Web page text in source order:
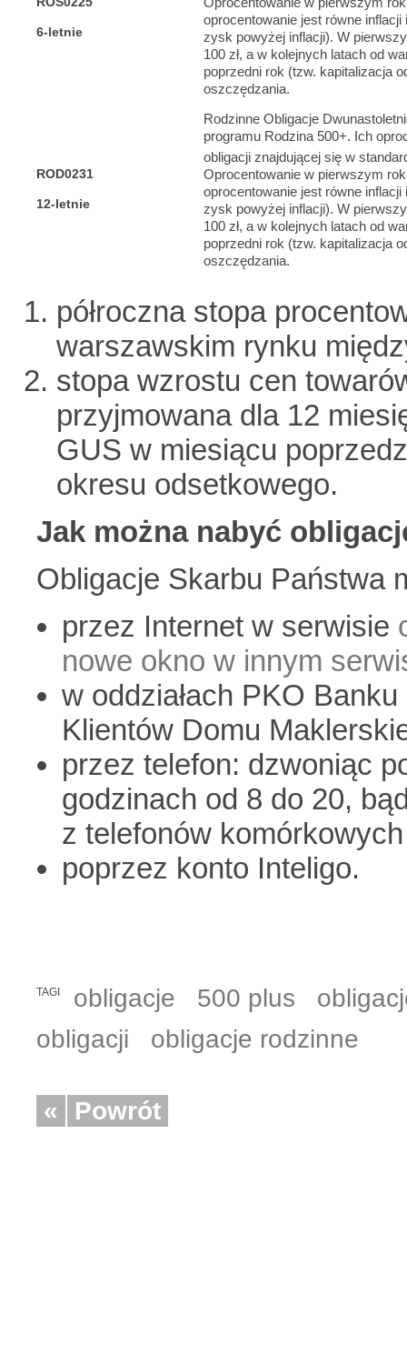
6-letnie
oprocentowanie jest równe
zysk powyżej inflacji). W
100 zł, a w kolejnych latach od
poprzedni rok (tzw. kapitalizacja
oszczędzania.
ROD0231
12-letnie
Rodzinne Obligacje
programu Rodzina 500+. Ich
obligacji znajdującej się w
Oprocentowanie w pierwszym
oprocentowanie jest równe
zysk powyżej inflacji). W
100 zł, a w kolejnych latach od
poprzedni rok (tzw. kapitalizacja
oszczędzania.
półroczna stopa
warszawskim rynku
stopa wzrostu cen
przyjmowana dla 12
GUS w miesiącu
okresu odsetkowego.
Jak można nabyć
Obligacje Skarbu Państwa
przez Internet w serwisie
nowe okno w innym
w oddziałach PKO
Klientów Domu
przez telefon: dzwoniąc
godzinach od 8 do 20,
z telefonów
poprzez konto Inteligo.
TAGI obligacje 500 plus
obligacji
obligacje rodzinne
« Powrót